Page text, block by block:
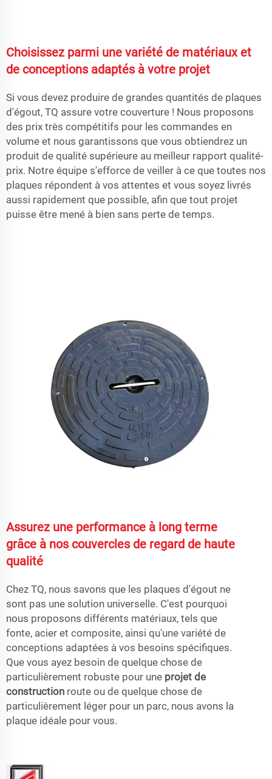
Choisissez parmi une variété de matériaux et
de conceptions adaptés à votre projet
Si vous devez produire de grandes quantités de plaques
d'égout, TQ assure votre couverture ! Nous proposons
des prix très compétitifs pour les commandes en
volume et nous garantissons que vous obtiendrez un
produit de qualité supérieure au meilleur rapport qualité-
prix. Notre équipe s'efforce de veiller à ce que toutes nos
plaques répondent à vos attentes et vous soyez livrés
aussi rapidement que possible, afin que tout projet
puisse être mené à bien sans perte de temps.
Assurez une performance à long terme
grâce à nos couvercles de regard de haute
qualité
Chez TQ, nous savons que les plaques d'égout ne
sont pas une solution universelle. C'est pourquoi
nous proposons différents matériaux, tels que
fonte, acier et composite, ainsi qu'une variété de
conceptions adaptées à vos besoins spécifiques.
Que vous ayez besoin de quelque chose de
particulièrement robuste pour une projet de
construction route ou de quelque chose de
particulièrement léger pour un parc, nous avons la
plaque idéale pour vous.